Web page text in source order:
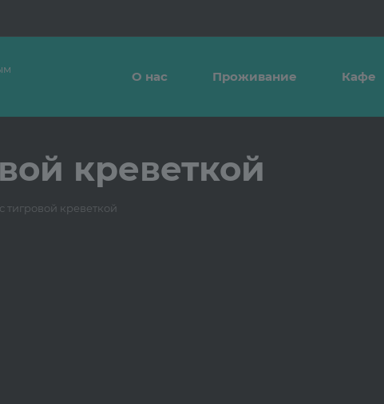
О нас Проживание Кафе
креветкой
тигровой креветкой